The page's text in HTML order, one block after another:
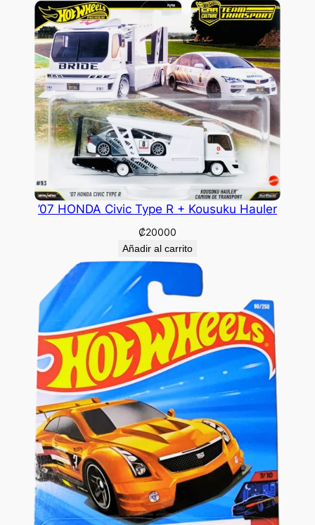
’07 HONDA Civic Type R + Kousuku Hauler
₡20000
Añadir al carrito